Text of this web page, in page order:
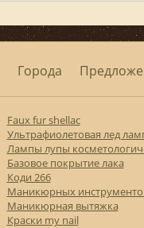
Города
Faux fur shellac
Ультрафиолетовая лед
Лампы лупы
Базовое покрытие лака
Коди 266
Маникюрных
Маникюрная вытяжка
Краски my nail